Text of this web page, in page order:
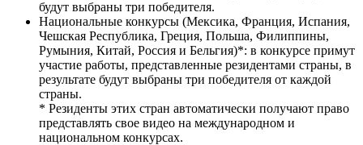
будут выбраны три победителя.
Национальные конкурсы (Мексика, Франция, Испания,
Чешская Республика, Греция, Польша, Филиппины,
Румыния, Китай, Россия и Бельгия)*: в конкурсе примут
участие работы, представленные резидентами страны, в
результате будут выбраны три победителя от каждой
страны.
* Резиденты этих стран автоматически получают право
представлять свое видео на международном и
национальном конкурсах.